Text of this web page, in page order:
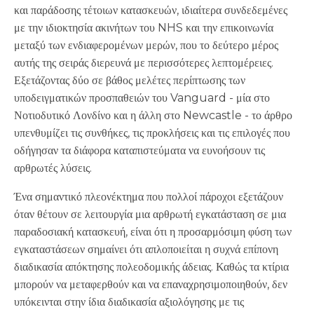
και παράδοσης τέτοιων κατασκευών, ιδιαίτερα συνδεδεμένες
με την ιδιοκτησία ακινήτων του NHS και την επικοινωνία
μεταξύ των ενδιαφερομένων μερών, που το δεύτερο μέρος
αυτής της σειράς διερευνά με περισσότερες λεπτομέρειες.
Εξετάζοντας δύο σε βάθος μελέτες περίπτωσης των
υποδειγματικών προσπαθειών του Vanguard - μία στο
Νοτιοδυτικό Λονδίνο και η άλλη στο Newcastle - το άρθρο
υπενθυμίζει τις συνθήκες, τις προκλήσεις και τις επιλογές που
οδήγησαν τα διάφορα καταπιστεύματα να ευνοήσουν τις
αρθρωτές λύσεις.
Ένα σημαντικό πλεονέκτημα που πολλοί πάροχοι εξετάζουν
όταν θέτουν σε λειτουργία μια αρθρωτή εγκατάσταση σε μια
παραδοσιακή κατασκευή, είναι ότι η προσαρμόσιμη φύση των
εγκαταστάσεων σημαίνει ότι απλοποιείται η συχνά επίπονη
διαδικασία απόκτησης πολεοδομικής άδειας. Καθώς τα κτίρια
μπορούν να μεταφερθούν και να επαναχρησιμοποιηθούν, δεν
υπόκεινται στην ίδια διαδικασία αξιολόγησης με τις